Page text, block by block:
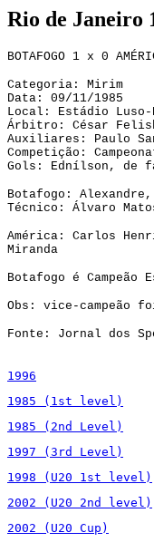
Rio de Janeiro
BOTAFOGO 1 x 0
Categoria: Mirim
Data: 09/11/1985
Local: Estádio
Árbitro: César
Auxiliares: Paulo
Competição:
Gols: Ednílson, de
Botafogo:
Técnico: Álvaro
América: Carlos
Miranda
Botafogo é
Obs: vice-campeão
Fonte: Jornal dos
1996
1985 (1st level)
1985 (2nd Level)
1997 (3rd Level)
1998 (U20 1st level)
2002 (U20 2nd level)
2002 (U20 Cup)